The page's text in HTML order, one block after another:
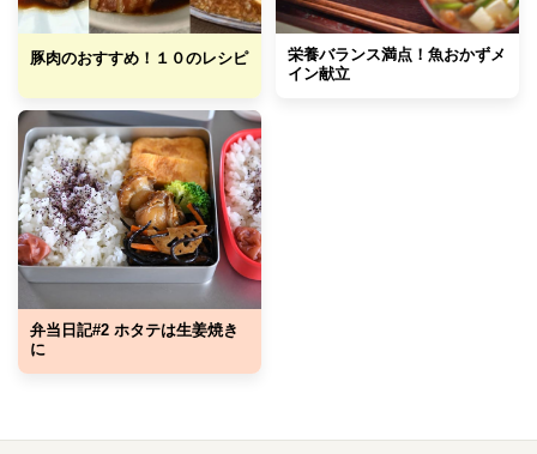
豚肉のおすすめ！１０のレシピ
栄養バランス満点！魚おかずメ
イン献立
弁当日記#2 ホタテは生姜焼き
に